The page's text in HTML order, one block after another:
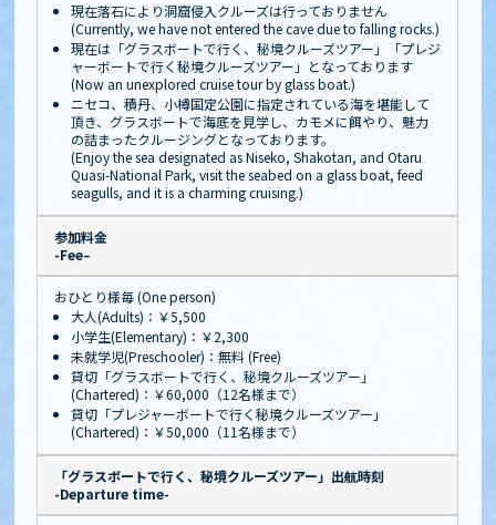
現在落石により洞窟侵入クルーズは行っておりません
(Currently, we have not entered the cave due to falling rocks.)
現在は「グラスボートで行く、秘境クルーズツアー」「プレジ
ャーボートで行く秘境クルーズツアー」となっております
(Now an unexplored cruise tour by glass boat.)
ニセコ、積丹、小樽国定公園に指定されている海を堪能して
頂き、グラスボートで海底を見学し、カモメに餌やり、魅力
の詰まったクルージングとなっております。
(Enjoy the sea designated as Niseko, Shakotan, and Otaru
Quasi-National Park, visit the seabed on a glass boat, feed
seagulls, and it is a charming cruising.)
参加料金
-Fee–
おひとり様毎 (One person)
大人(Adults)：￥5,500
小学生(Elementary)：￥2,300
未就学児(Preschooler)：無料 (Free)
貸切「グラスボートで行く、秘境クルーズツアー」
(Chartered)：￥60,000（12名様まで）
貸切「プレジャーボートで行く秘境クルーズツアー」
(Chartered)：￥50,000（11名様まで）
「グラスボートで行く、秘境クルーズツアー」出航時刻
-Departure time-